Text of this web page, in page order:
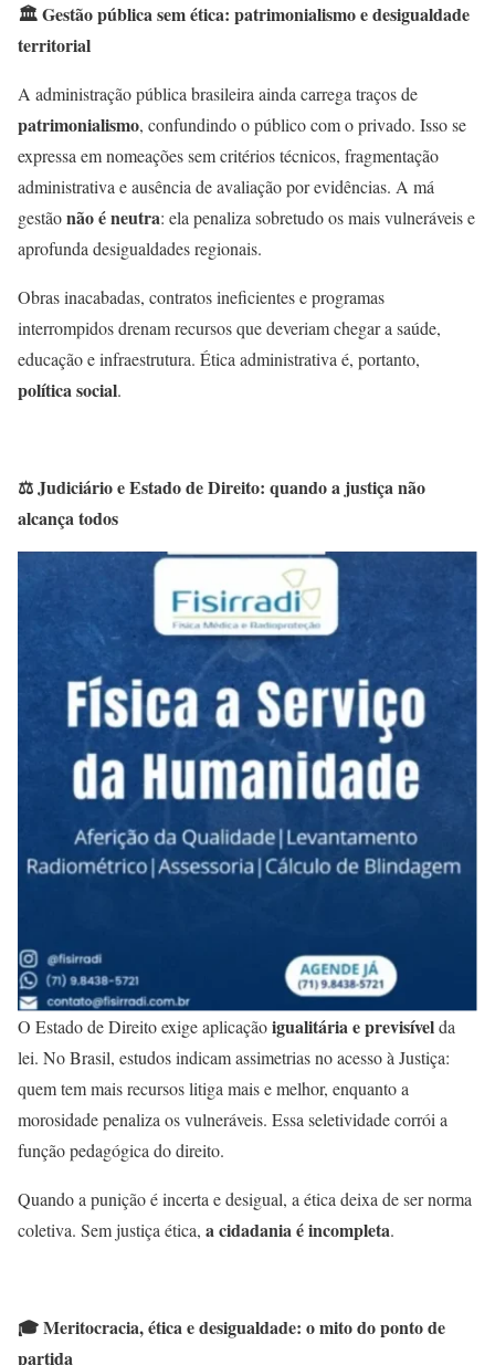
🏛️ Gestão pública sem ética: patrimonialismo e desigualdade
territorial
A administração pública brasileira ainda carrega traços de
patrimonialismo, confundindo o público com o privado. Isso se
expressa em nomeações sem critérios técnicos, fragmentação
administrativa e ausência de avaliação por evidências. A má
gestãonão é neutra: ela penaliza sobretudo os mais vulneráveis e
aprofunda desigualdades regionais.
Obras inacabadas, contratos ineficientes e programas
interrompidos drenam recursos que deveriam chegar a saúde,
educação e infraestrutura. Ética administrativa é, portanto,
política social.
⚖️Judiciário e Estado de Direito: quando a justiça não
alcança todos
O Estado de Direito exige aplicaçãoigualitária e previsívelda
lei. No Brasil, estudos indicam assimetrias no acesso à Justiça:
quem tem mais recursos litiga mais e melhor, enquanto a
morosidade penaliza os vulneráveis. Essa seletividade corrói a
função pedagógica do direito.
Quando a punição é incerta e desigual, a ética deixa de ser norma
coletiva. Sem justiça ética, a cidadania é incompleta.
🎓Meritocracia, ética e desigualdade: o mito do ponto de
partida